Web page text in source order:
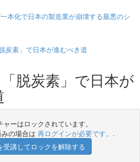
一本化で日本の製造業が崩壊する最悪のシ
炭素」で日本が進むべき道
脱炭素」で日本が
ャーはロックされています。
の場合は 再ログインが必要です。 .
受講してロックを解除する